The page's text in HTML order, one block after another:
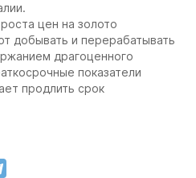
цен на золото
добывать и перерабатывать
драгоценного
показатели
продлить срок